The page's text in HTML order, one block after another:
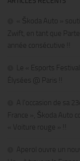
« Škoda Auto »
Zwift, en tant que
année consécutive !!
Le « Esports
Élysées @ Paris !!
A l’occasion de sa
France », Škoda Auto
« Voiture rouge » !!
Aperol ouvre un